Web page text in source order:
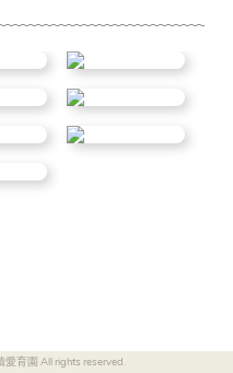
育園 All rights reserved.